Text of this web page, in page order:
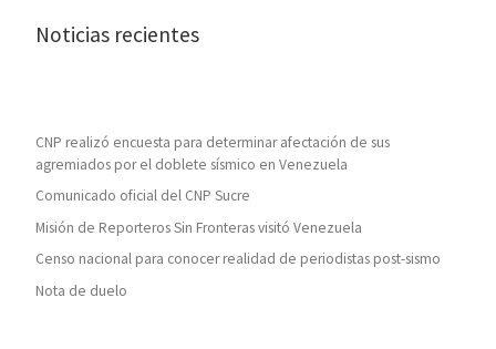
Noticias recientes
CNP realizó encuesta para determinar afectación de sus
agremiados por el doblete sísmico en Venezuela
Comunicado oficial del CNP Sucre
Misión de Reporteros Sin Fronteras visitó Venezuela
Censo nacional para conocer realidad de periodistas post-sismo
Nota de duelo